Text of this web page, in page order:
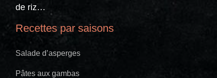
de riz…
Recettes par saisons
Salade d’asperges
Pâtes aux gambas